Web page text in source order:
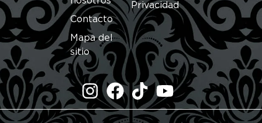
Contacto
Mapa del
sitio
Privacidad